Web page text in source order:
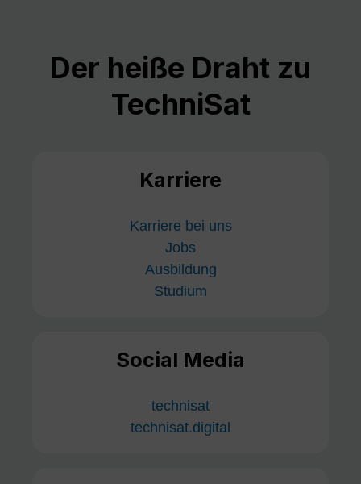
Der heiße Draht zu
TechniSat
Karriere
Karriere bei uns
Jobs
Ausbildung
Studium
Social Media
technisat
technisat.digital